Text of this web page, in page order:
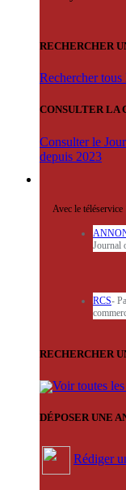
RECHERCHER
Rechercher
CONSULTER LA
Consulter le
depuis 2023
Avec le téléservice
Journal
RCS-
RECHERCHER
Voir toutes
DÉPOSER UNE
Rédiger